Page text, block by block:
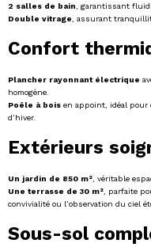
2 salles de bain , garantissant
Double vitrage , assurant
Confort
Plancher rayonnant électrique
homogène.
Poêle à bois en appoint, idéal pour
d’hiver.
Extérieurs
Un jardin de 850 m² , véritable
Une terrasse de 30 m² , parfaite
convivialité ou l’observation du ciel
Sous-sol